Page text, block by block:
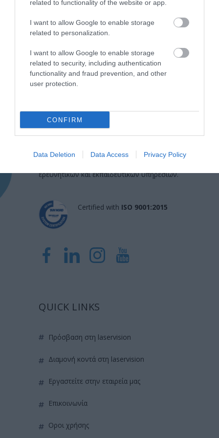
related to functionality of the website or app.
I want to allow Google to enable storage
related to personalization.
I want to allow Google to enable storage
related to security, including authentication
functionality and fraud prevention, and other
user protection.
CONFIRM
Data Deletion Data Access Privacy Policy
Η Μονάδα Ημερήσιας Νοσηλείας (Μ.Η.Ν)
Laservision, με 30ετή πορεία,
διαγνωστικών, θεραπευτικών,
ερευνητικών και εκπαιδευτικών υπηρεσιών.
Certified with ISO 9001:2015
QUICK LINKS
πρόσβαση στη laservision
διαμονή κοντά στη laservision
εργαστείτε στην εταιρεία μας
επικοινωνία
όροι χρήσης